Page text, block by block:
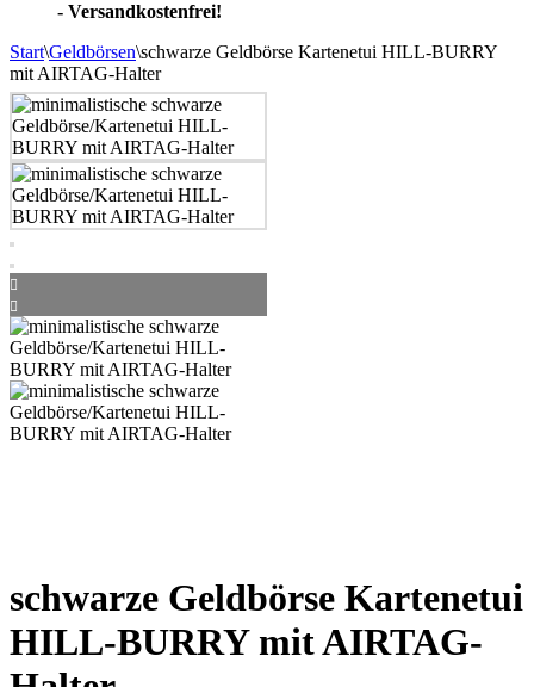
- Versandkostenfrei!
Start\Geldbörsen\schwarze Geldbörse Kartenetui HILL-BURRY
mit AIRTAG-Halter
schwarze Geldbörse Kartenetui
HILL-BURRY mit AIRTAG-